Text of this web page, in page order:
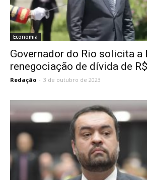
Economia
Governador do Rio solicita a
renegociação de dívida de
Redação - 3 de outubro de 2023